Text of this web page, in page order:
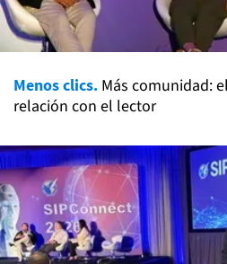
Menos clics. Más comunidad:
relación con el lector